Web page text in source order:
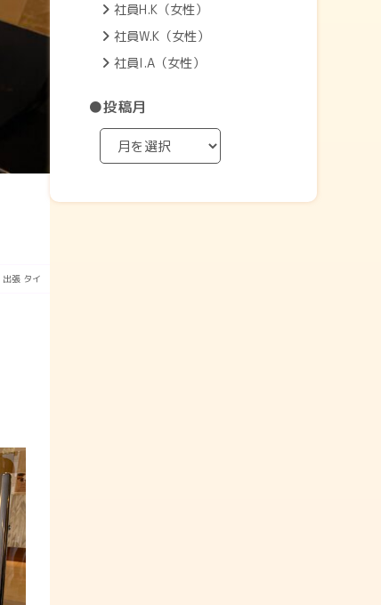
出張 タイ
社員H.K（女性）
社員W.K（女性）
社員I.A（女性）
●投稿月